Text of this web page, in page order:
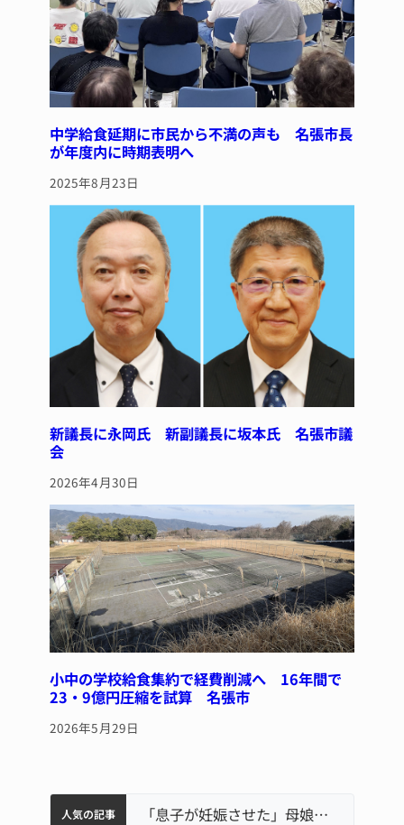
中学給食延期に市民から不満の声も 名張市長
が年度内に時期表明へ
2025年8月23日
新議長に永岡氏 新副議長に坂本氏 名張市議
会
2026年4月30日
小中の学校給食集約で経費削減へ 16年間で
23・9億円圧縮を試算 名張市
2026年5月29日
人気の記事
名張市水道料金47％値上げへ 答申案、審議会で大筋まとまる
中学校の陶壁モニュメント 地元建設会社がボランティアで清掃 伊賀名張市立病院のDMAT、熊本地震の被災地へ 能登以来3回目の派遣 「息子が妊娠させた」母娘だまされ400万円詐欺被害 名張